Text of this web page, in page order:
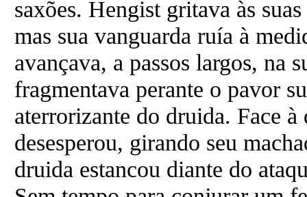
saxões. Hengist gritava às
mas sua vanguarda ruía à
avançava, a passos largos, na
fragmentava perante o pavor
aterrorizante do druida. Face
desesperou, girando seu
druida estancou diante do